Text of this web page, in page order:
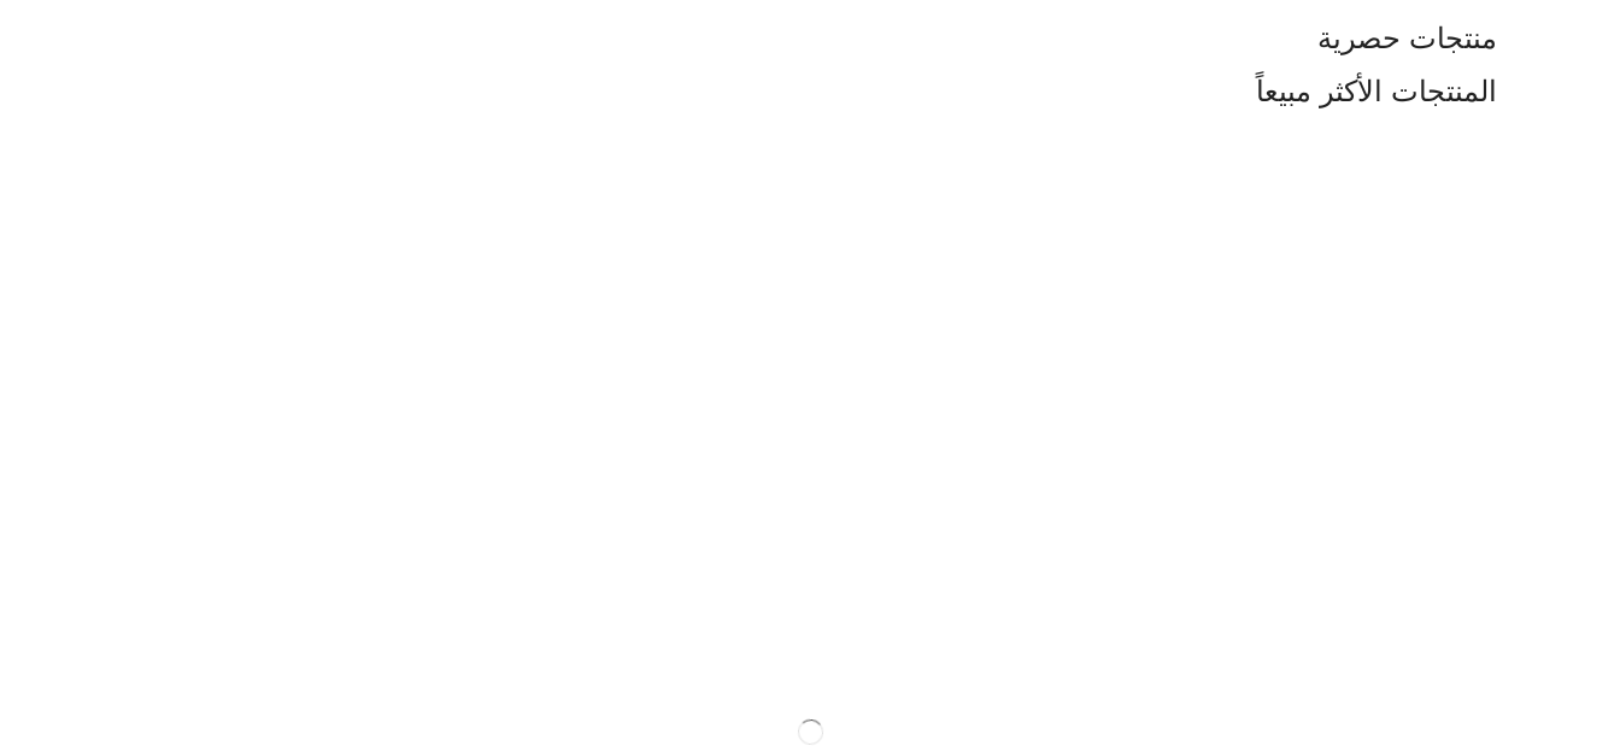
منتجات حصرية
المنتجات الأكثر مبيعاً